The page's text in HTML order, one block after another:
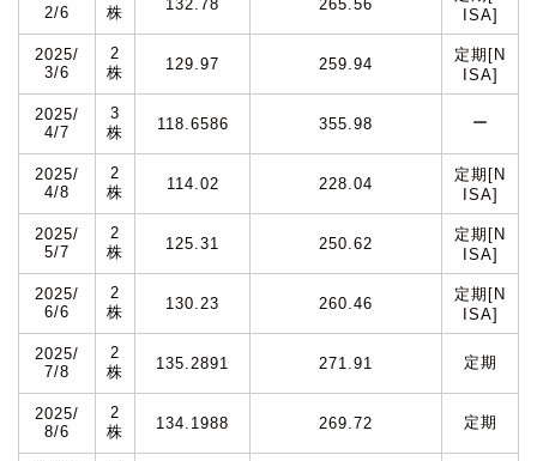
2/6
株
132.78 265.56
ISA]
2025/
3/6
2
株
129.97 259.94
定期[N
ISA]
2025/
4/7
3
株
118.6586 355.98 ー
2025/
4/8
2
株
114.02 228.04
定期[N
ISA]
2025/
5/7
2
株
125.31 250.62
定期[N
ISA]
2025/
6/6
2
株
130.23 260.46
定期[N
ISA]
2025/
7/8
2
株
135.2891 271.91 定期
2025/
8/6
2
株
134.1988 269.72 定期